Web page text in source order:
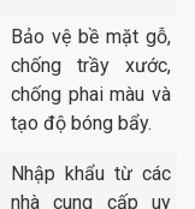
Bảo vệ bề mặt gỗ,
chống trầy xước,
chống phai màu và
tạo độ bóng bẩy.
Nhập khẩu từ các
nhà cung cấp uy